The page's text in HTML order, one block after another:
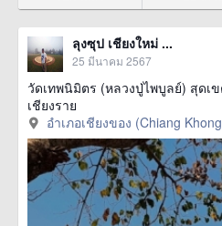
ลุงซุป เชียงใหม่ ...
25 มีนาคม 2567
วัดเทพนิมิตร (หลวงปู่ไพบูลย์) สุดเ
เชียงราย
อำเภอเชียงของ (Chiang